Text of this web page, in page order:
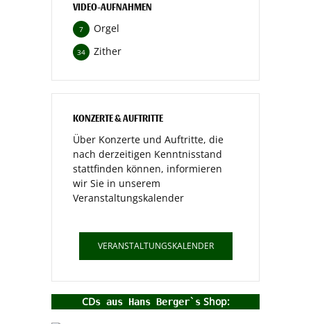
VIDEO-AUFNAHMEN
Orgel
7
Zither
34
KONZERTE & AUFTRITTE
Über Konzerte und Auftritte, die
nach derzeitigen Kenntnisstand
stattfinden können, informieren
wir Sie in unserem
Veranstaltungskalender
VERANSTALTUNGSKALENDER
CDs aus Hans Berger`sShop: